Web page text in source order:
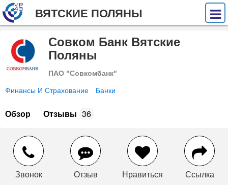
ВЯТСКИЕ ПОЛЯНЫ
Совком Банк Вятские
Поляны
ПАО "Совкомбанк"
Финансы И Страхование Банки
Обзор Отзывы 36
Звонок Отзыв Нравиться Ссылка